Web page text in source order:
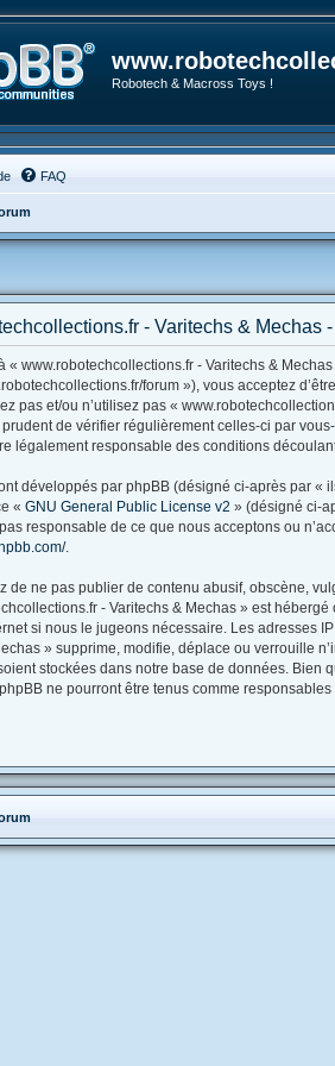
Robotech & Macross Toys !
FAQ
- Varitechs & Mechas
« www.robotechcollections.fr - Varitechs &
forum »), vous acceptez
pas et/ou n’utilisez pas «
prudent de vérifier régulièrement celles-ci par
légalement responsable des conditions
développés par phpBB (désigné ci-après par «
« GNU General Public License v2 » (désigné ci-
responsable de ce que nous acceptons ou
.
de ne pas publier de contenu abusif, obscène,
- Varitechs & Mechas » est
si nous le jugeons nécessaire. Les adresses
» supprime, modifie, déplace ou verrouille
stockées dans notre base de données. Bien
ne pourront être tenus comme